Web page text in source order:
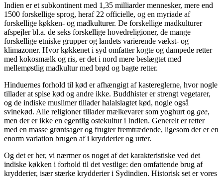
Indien er et subkontinent med 1,35 milliarder mennesker, mere end
1500 forskellige sprog, heraf 22 officielle, og en myriade af
forskellige køkken- og madkulturer. De forskellige madkulturer
afspejler bl.a. de seks forskellige hovedreligioner, de mange
forskellige etniske grupper og landets varierende vækst- og
klimazoner. Hvor køkkenet i syd omfatter kogte og dampede retter
med kokosmælk og ris, er det i nord mere beslægtet med
mellemøstlig madkultur med brød og bagte retter.
Hinduernes forhold til kød er afhængigt af kastereglerne, hvor nogle
tillader at spise kød og andre ikke. Buddhister er strengt vegetarer,
og de indiske muslimer tillader halalslagtet kød, nogle også
svinekød. Alle religioner tillader mælkevarer som yoghurt og gee,
men der er ikke en egentlig ostekultur i Indien. Generelt er retter
med en masse grøntsager og frugter fremtrædende, ligesom der er en
enorm variation brugen af i krydderier og urter.
Og det er her, vi nærmer os noget af det karakteristiske ved det
indiske køkken i forhold til det vestlige: den omfattende brug af
krydderier, især stærke krydderier i Sydindien. Historisk set er vores